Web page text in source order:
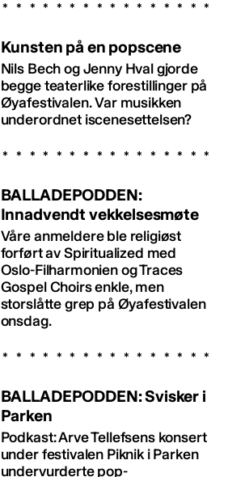
Kunsten på en popscene
Nils Bech og Jenny Hval gjorde
begge teaterlike forestillinger på
Øyafestivalen. Var musikken
underordnet iscenesettelsen?
BALLADEPODDEN:
Innadvendt vekkelsesmøte
Våre anmeldere ble religiøst
forført av Spiritualized med
Oslo-Filharmonien og Traces
Gospel Choirs enkle, men
storslåtte grep på Øyafestivalen
onsdag.
BALLADEPODDEN: Svisker i
Parken
Podkast: Arve Tellefsens konsert
under festivalen Piknik i Parken
undervurderte pop-